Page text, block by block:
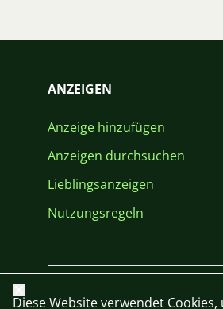
ANZEIGEN
Anzeige hinzufügen
Anzeigen durchsuchen
Lieblingsanzeigen
Nutzungsregeln
Schließen
Diese Website verwendet